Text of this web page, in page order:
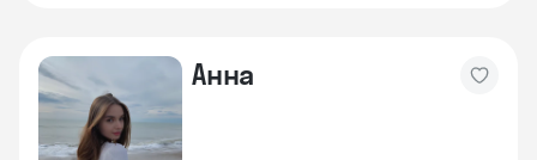
Анна